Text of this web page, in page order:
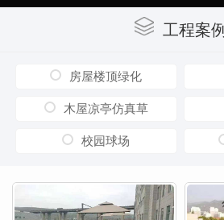
工程案
房屋楼顶绿化
木屋凉亭仿真草
校园球场